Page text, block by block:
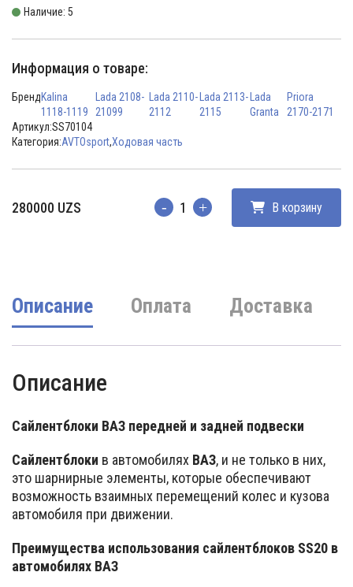
Наличие: 5
Информация о товаре:
БрендKalina
1118-1119
Lada 2108-
21099
Lada 2110-
2112
Lada 2113-
2115
Lada
Granta
Priora
2170-2171
Артикул:SS70104
Категория:AVTOsport,Ходовая часть
280000 UZS Количество В корзину
Описание Оплата Доставка
Описание
Сайлентблоки ВАЗ передней и задней подвески
Сайлентблоки в автомобилях ВАЗ, и не только в них,
это шарнирные элементы, которые обеспечивают
возможность взаимных перемещений колес и кузова
автомобиля при движении.
Преимущества использования сайлентблоков SS20 в
автомобилях ВАЗ